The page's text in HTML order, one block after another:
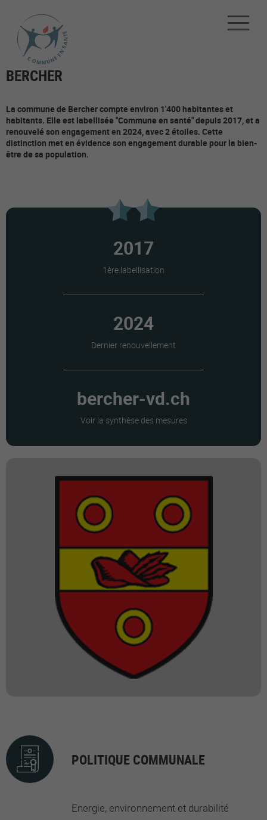
BERCHER
La commune de Bercher compte environ 1'400 habitantes et
habitants. Elle est labellisée "Commune en santé" depuis 2017, et a
renouvelé son engagement en 2024, avec 2 étoiles. Cette
distinction met en évidence son engagement durable pour la bien-
être de sa population.
2017
1ère labellisation
2024
Dernier renouvellement
bercher-vd.ch
Voir la synthèse des mesures
POLITIQUE COMMUNALE
Energie, environnement et durabilité